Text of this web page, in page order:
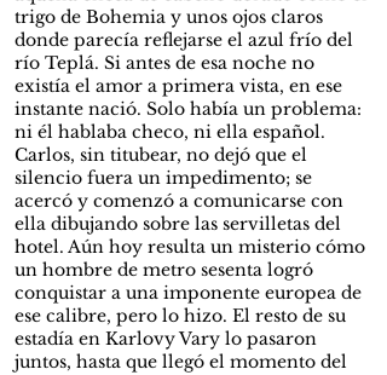
trigo de Bohemia y unos ojos claros
donde parecía reflejarse el azul frío del
río Teplá. Si antes de esa noche no
existía el amor a primera vista, en ese
instante nació. Solo había un problema:
ni él hablaba checo, ni ella español.
Carlos, sin titubear, no dejó que el
silencio fuera un impedimento; se
acercó y comenzó a comunicarse con
ella dibujando sobre las servilletas del
hotel. Aún hoy resulta un misterio cómo
un hombre de metro sesenta logró
conquistar a una imponente europea de
ese calibre, pero lo hizo. El resto de su
estadía en Karlovy Vary lo pasaron
juntos, hasta que llegó el momento del